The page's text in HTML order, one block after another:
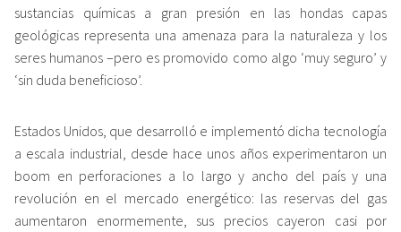
sustancias químicas a gran presión en las hondas capas
geológicas representa una amenaza para la naturaleza y los
seres humanos –pero es promovido como algo ‘muy seguro’ y
‘sin duda beneficioso’.
Estados Unidos, que desarrolló e implementó dicha tecnología
a escala industrial, desde hace unos años experimentaron un
boom en perforaciones a lo largo y ancho del país y una
revolución en el mercado energético: las reservas del gas
aumentaron enormemente, sus precios cayeron casi por